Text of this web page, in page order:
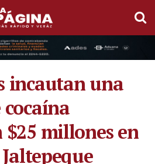
incautan una
millones en